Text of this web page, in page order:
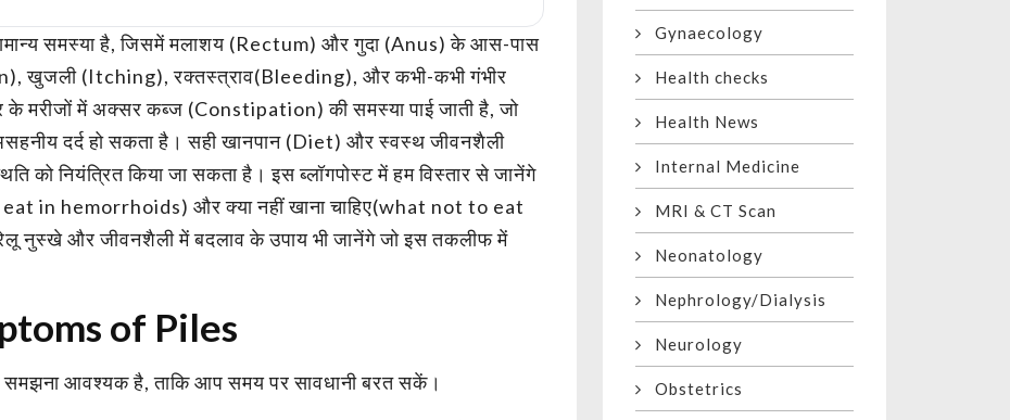
समस्या है, जिसमें मलाशय (Rectum) और गुदा (Anus) के आस-पास
खुजली (Itching), रक्तस्त्राव(Bleeding), और कभी-कभी गंभीर
के मरीजों में अक्सर कब्ज (Constipation) की समस्या पाई जाती है, जो
दर्द हो सकता है। सही खानपान (Diet) और स्वस्थ जीवनशैली
नियंत्रित किया जा सकता है। इस ब्लॉगपोस्ट में हम विस्तार से जानेंगे
eat in hemorrhoids) और क्या नहीं खाना चाहिए(what not to eat
और जीवनशैली में बदलाव के उपाय भी जानेंगे जो इस तकलीफ में
of Piles
समझना आवश्यक है, ताकि आप समय पर सावधानी बरत सकें।
Gynaecology
Health checks
Health News
Internal Medicine
MRI & CT Scan
Neonatology
Nephrology/Dialysis
Neurology
Obstetrics